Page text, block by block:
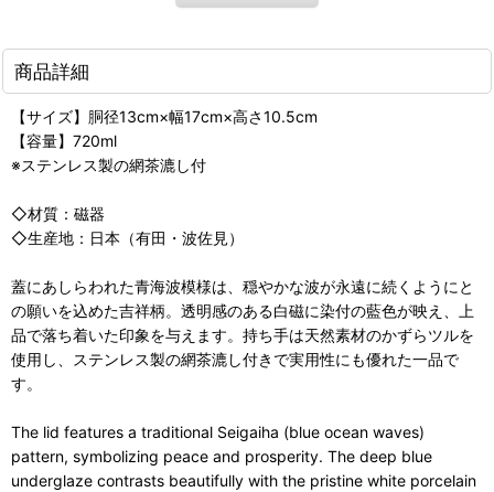
商品詳細
【サイズ】胴径13cm×幅17cm×高さ10.5cm
【容量】720ml
※ステンレス製の網茶漉し付
◇材質：磁器
◇生産地：日本（有田・波佐見）
蓋にあしらわれた青海波模様は、穏やかな波が永遠に続くようにと
の願いを込めた吉祥柄。透明感のある白磁に染付の藍色が映え、上
品で落ち着いた印象を与えます。持ち手は天然素材のかずらツルを
使用し、ステンレス製の網茶漉し付きで実用性にも優れた一品で
す。
The lid features a traditional Seigaiha (blue ocean waves)
pattern, symbolizing peace and prosperity. The deep blue
underglaze contrasts beautifully with the pristine white porcelain